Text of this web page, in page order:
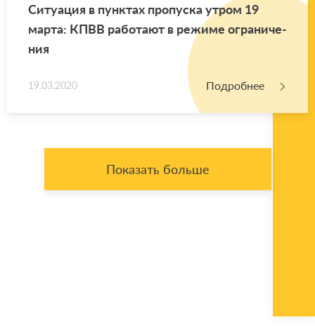
Си­ту­а­ция в пунк­тах про­пус­ка утром 19
марта: КПВВ ра­бо­та­ют в ре­жи­ме огра­ни­че­
ния
19.03.2020 Подробнее
Показать больше